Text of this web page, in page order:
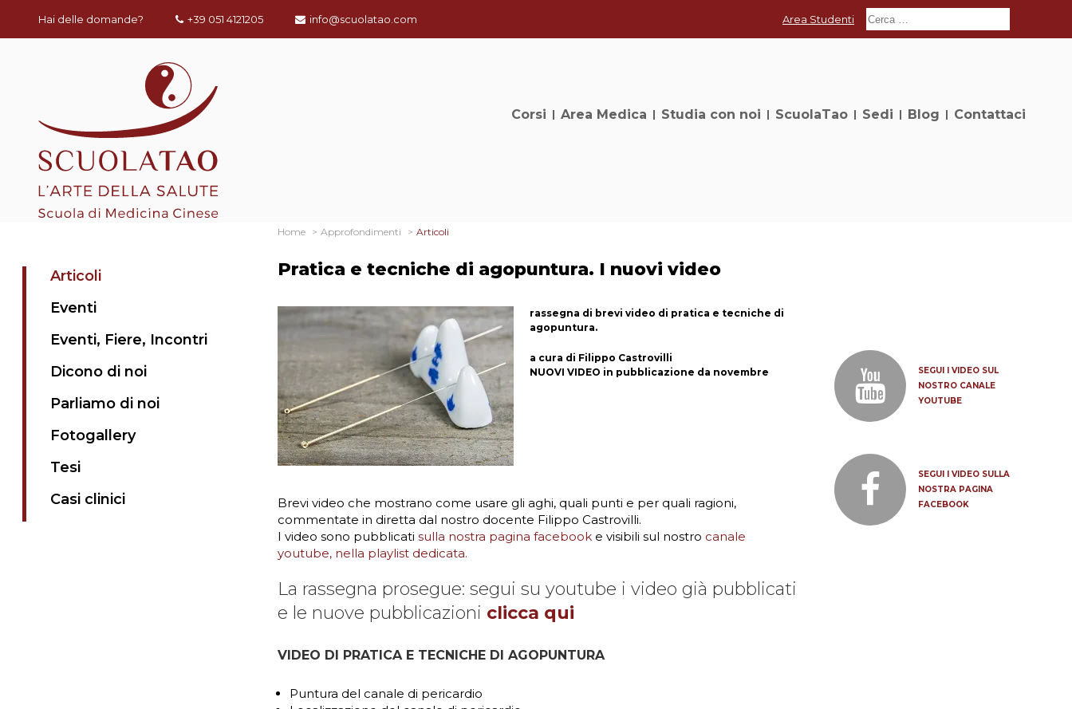
Hai delle domande? +39 051 4121205 info@scuolatao.com Area Studenti
Corsi Area Medica Studia con noi ScuolaTao Sedi Blog Contattaci
Articoli
Eventi
Eventi, Fiere, Incontri
Dicono di noi
Parliamo di noi
Fotogallery
Tesi
Casi clinici
Home Approfondimenti Articoli
Pratica e tecniche di agopuntura. I nuovi video
rassegna di brevi video di pratica e tecniche di
agopuntura.
a cura di Filippo Castrovilli
NUOVI VIDEO in pubblicazione da novembre
Brevi video che mostrano come usare gli aghi, quali punti e per quali ragioni,
commentate in diretta dal nostro docente Filippo Castrovilli.
I video sono pubblicati sulla nostra pagina facebooke visibili sul nostro canale
youtube, nella playlist dedicata.
La rassegna prosegue: segui su youtube i video già pubblicati
e le nuove pubblicazioni clicca qui
VIDEO DI PRATICA E TECNICHE DI AGOPUNTURA
Puntura del canale di pericardio
SEGUI I VIDEO SUL
NOSTRO CANALE
YOUTUBE
SEGUI I VIDEO SULLA
NOSTRA PAGINA
FACEBOOK